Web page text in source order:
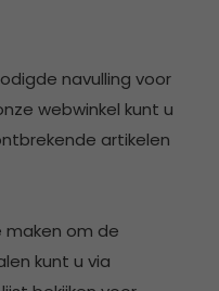
navulling voor
webwinkel kunt u
artikelen
maken om de
kunt u via